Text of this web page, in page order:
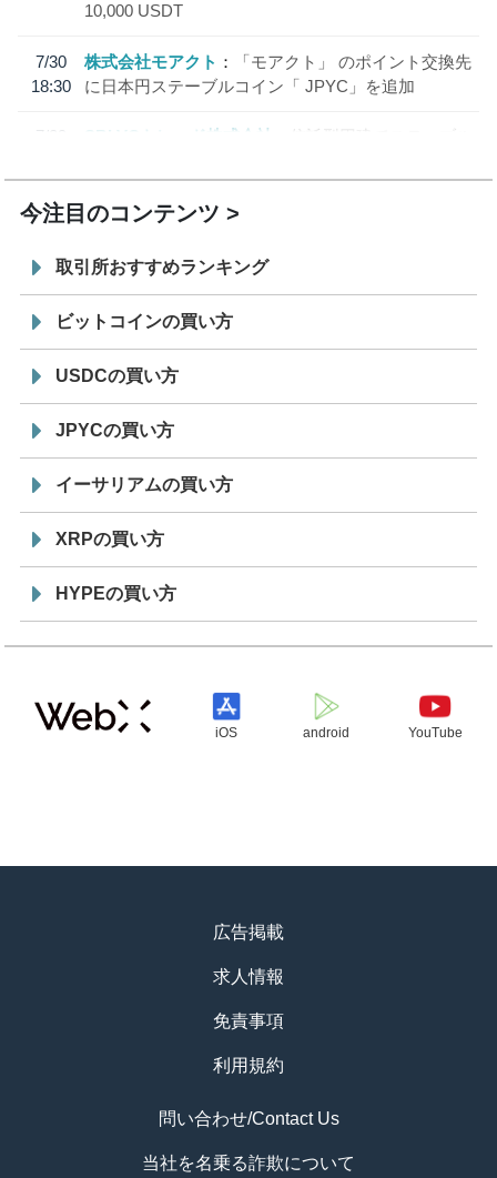
10,000 USDT
7/30
18:30
株式会社モアクト
「モアクト」 のポイント交換先
に日本円ステーブルコイン「 JPYC」を追加
7/29
SBI VCトレード株式会社
信託型円建てステーブル
今注目のコンテンツ
取引所おすすめランキング
ビットコインの買い方
USDCの買い方
JPYCの買い方
イーサリアムの買い方
XRPの買い方
HYPEの買い方
iOS android YouTube
広告掲載
求人情報
免責事項
利用規約
問い合わせ/Contact Us
当社を名乗る詐欺について